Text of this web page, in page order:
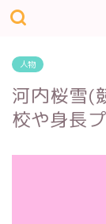
人物
河内桜雪(
校や身長